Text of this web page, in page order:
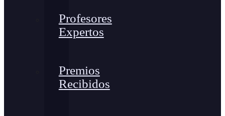
Profesores
Expertos
Premios
Recibidos